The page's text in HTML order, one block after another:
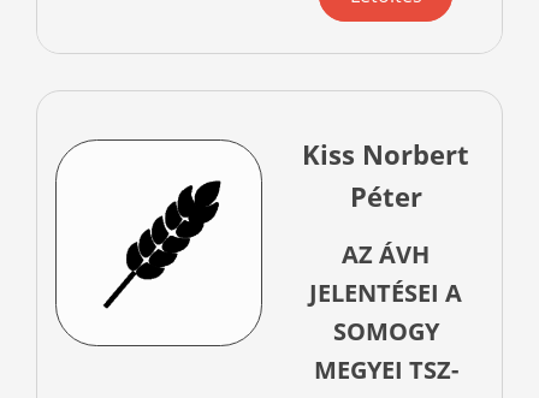
Kiss Norbert
Péter
AZ ÁVH
JELENTÉSEI A
SOMOGY
MEGYEI TSZ-